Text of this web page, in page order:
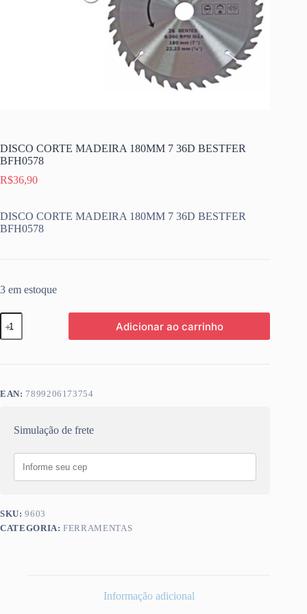
DISCO CORTE MADEIRA 180MM 7 36D BESTFER
BFH0578
R$36,90
DISCO CORTE MADEIRA 180MM 7 36D BESTFER
BFH0578
3 em estoque
DISCO
CORTE
MADEIRA
BFH0578
Adicionar ao carrinho
EAN: 7899206173754
Simulação de frete
SKU:9603
CATEGORIA:FERRAMENTAS
Informação adicional